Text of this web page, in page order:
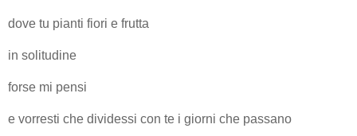
dove tu pianti fiori e frutta
in solitudine
forse mi pensi
e vorresti che dividessi con te i giorni che passano